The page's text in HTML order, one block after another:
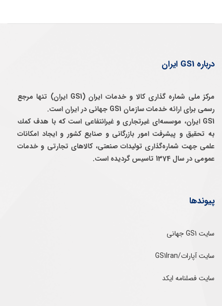
درباره GS1 ایران
مرکز ملی شماره گذاری کالا و خدمات ایران (GS1 ایران) تنها مرجع
رسمی برای ارائه خدمات سازمان GS1 جهانی در ایران است.
GS1 ایران، موسسه‌ای غيرتجاری و غيرانتفاعی است كه با هدف كمك
به تحقيق و پيشرفت امور بازرگانی و صنايع كشور و ايجاد امكانات
علمی جهت شماره‌گذاری توليدات صنعتی، كالاهای تجارتی و خدمات
عمومی در سال 1374 تاسيس گرديده است.
پیوندها
سایت GS1 جهانی
سایت آپارات/GS1Iran
سایت فصلنامه ایکد